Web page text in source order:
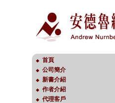
◆ 首頁
◆ 公司簡介
◆ 新書介紹
◆ 作者介紹
◆ 代理客戶